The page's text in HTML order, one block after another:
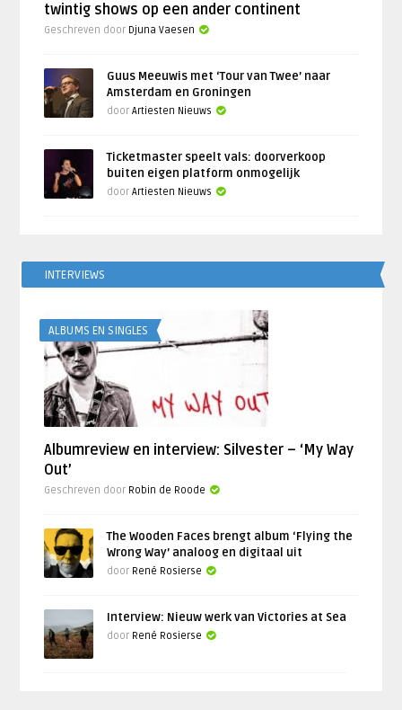
twintig shows op een ander continent
Geschreven door Djuna Vaesen
Guus Meeuwis met ‘Tour van Twee’ naar
Amsterdam en Groningen
doorArtiesten Nieuws
Ticketmaster speelt vals: doorverkoop
buiten eigen platform onmogelijk
doorArtiesten Nieuws
INTERVIEWS
ALBUMS EN SINGLES
Albumreview en interview: Silvester – ‘My Way
Out’
Geschreven door Robin de Roode
The Wooden Faces brengt album ‘Flying the
Wrong Way’ analoog en digitaal uit
door René Rosierse
Interview: Nieuw werk van Victories at Sea
door René Rosierse